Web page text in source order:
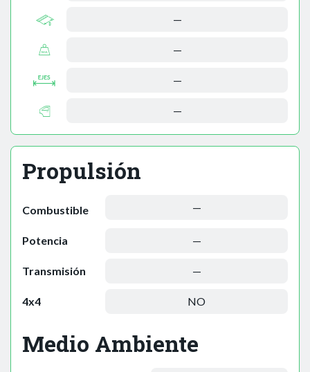
—
—
—
—
Propulsión
Combustible —
Potencia —
Transmisión —
4x4 NO
Medio Ambiente